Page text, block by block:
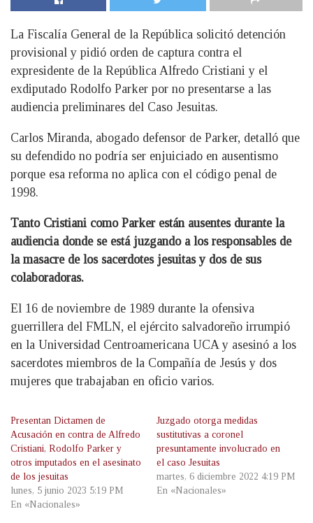
La Fiscalía General de la República solicitó detención
provisional y pidió orden de captura contra el
expresidente de la República Alfredo Cristiani y el
exdiputado Rodolfo Parker por no presentarse a las
audiencia preliminares del Caso Jesuitas.
Carlos Miranda, abogado defensor de Parker, detalló que
su defendido no podría ser enjuiciado en ausentismo
porque esa reforma no aplica con el código penal de
1998.
Tanto Cristiani como Parker están ausentes durante la
audiencia donde se está juzgando a los responsables de
la masacre de los sacerdotes jesuitas y dos de sus
colaboradoras.
El 16 de noviembre de 1989 durante la ofensiva
guerrillera del FMLN, el ejército salvadoreño irrumpió
en la Universidad Centroamericana UCA y asesinó a los
sacerdotes miembros de la Compañía de Jesús y dos
mujeres que trabajaban en oficio varios.
Presentan Dictamen de
Acusación en contra de Alfredo
Cristiani, Rodolfo Parker y
otros imputados en el asesinato
de los jesuitas
lunes, 5 junio 2023 5:19 PM
En «Nacionales»
Juzgado otorga medidas
sustitutivas a coronel
presuntamente involucrado en
el caso Jesuitas
martes, 6 diciembre 2022 4:19 PM
En «Nacionales»